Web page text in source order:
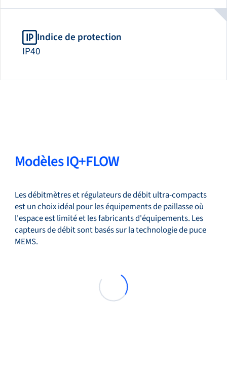
Indice de protection
IP40
Modèles IQ+FLOW
Les débitmètres et régulateurs de débit ultra-compacts
est un choix idéal pour les équipements de paillasse où
l'espace est limité et les fabricants d'équipements. Les
capteurs de débit sont basés sur la technologie de puce
MEMS.